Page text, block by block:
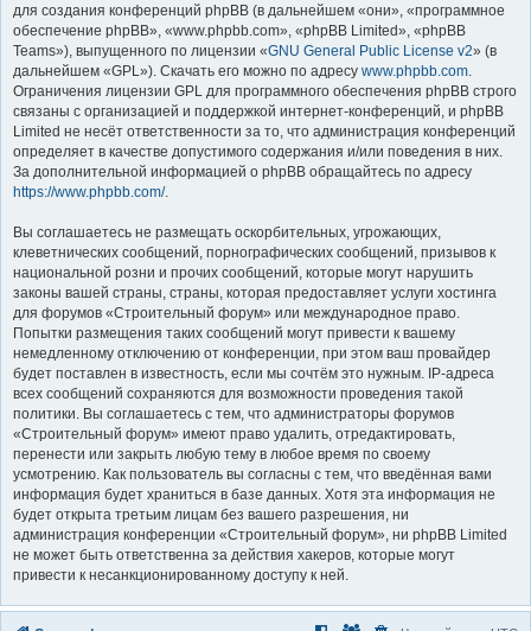
для создания конференций phpBB (в дальнейшем «они», «программное
обеспечение phpBB», «www.phpbb.com», «phpBB Limited», «phpBB
Teams»), выпущенного по лицензии «GNU General Public License v2» (в
дальнейшем «GPL»). Скачать его можно по адресу www.phpbb.com.
Ограничения лицензии GPL для программного обеспечения phpBB строго
связаны с организацией и поддержкой интернет-конференций, и phpBB
Limited не несёт ответственности за то, что администрация конференций
определяет в качестве допустимого содержания и/или поведения в них.
За дополнительной информацией о phpBB обращайтесь по адресу
https://www.phpbb.com/.
Вы соглашаетесь не размещать оскорбительных, угрожающих,
клеветнических сообщений, порнографических сообщений, призывов к
национальной розни и прочих сообщений, которые могут нарушить
законы вашей страны, страны, которая предоставляет услуги хостинга
для форумов «Строительный форум» или международное право.
Попытки размещения таких сообщений могут привести к вашему
немедленному отключению от конференции, при этом ваш провайдер
будет поставлен в известность, если мы сочтём это нужным. IP-адреса
всех сообщений сохраняются для возможности проведения такой
политики. Вы соглашаетесь с тем, что администраторы форумов
«Строительный форум» имеют право удалить, отредактировать,
перенести или закрыть любую тему в любое время по своему
усмотрению. Как пользователь вы согласны с тем, что введённая вами
информация будет храниться в базе данных. Хотя эта информация не
будет открыта третьим лицам без вашего разрешения, ни
администрация конференции «Строительный форум», ни phpBB Limited
не может быть ответственна за действия хакеров, которые могут
привести к несанкционированному доступу к ней.